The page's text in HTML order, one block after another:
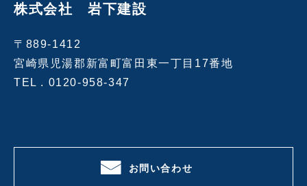
株式会社 岩下建設
〒889-1412
宮崎県児湯郡新富町富田東一丁目17番地
TEL . 0120-958-347
お問い合わせ